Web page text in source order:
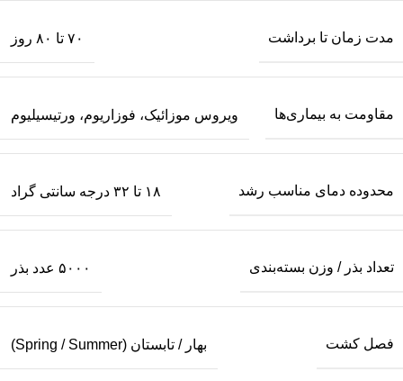
مدت زمان تا برداشت ۷۰ تا ۸۰ روز
مقاومت به بیماری‌ها ویروس موزائیک، فوزاریوم، ورتیسیلیوم
محدوده دمای مناسب رشد ۱۸ تا ۳۲ درجه سانتی گراد
تعداد بذر / وزن بسته‌بندی ۵۰۰۰ عدد بذر
فصل کشت بهار / تابستان (Spring / Summer)